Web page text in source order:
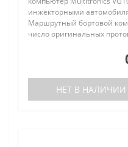
инжекторными
Маршрутный бортовой
число оригинальных
НЕТ В